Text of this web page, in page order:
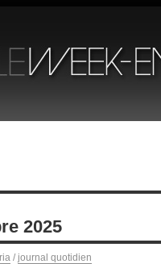
2025
/ journal quotidien